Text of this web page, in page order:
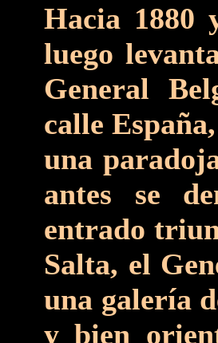
Hacia 1880
luego
General
calle
una
antes se
entrado
Salta, el
una galería
y bien